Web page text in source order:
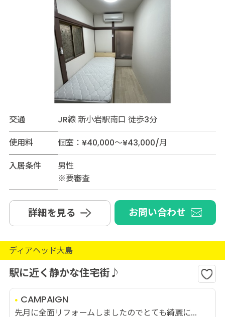
交通
JR線 新小岩駅南口 徒歩3分
使用料
個室：¥40,000～¥43,000/月
入居条件
男性
※要審査
詳細を見る お問い合わせ
ディアヘッド大島
駅に近く静かな住宅街♪
CAMPAIGN
先月に全面リフォームしましたのでとても綺麗に...